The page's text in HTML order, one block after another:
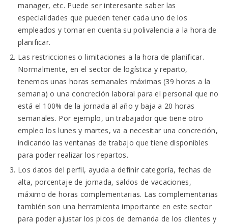
manager, etc. Puede ser interesante saber las
especialidades que pueden tener cada uno de los
empleados y tomar en cuenta su polivalencia a la hora de
planificar.
Las restricciones o limitaciones a la hora de planificar.
Normalmente, en el sector de logística y reparto,
tenemos unas horas semanales máximas (39 horas a la
semana) o una concreción laboral para el personal que no
está el 100% de la jornada al año y baja a 20 horas
semanales. Por ejemplo, un trabajador que tiene otro
empleo los lunes y martes, va a necesitar una concreción,
indicando las ventanas de trabajo que tiene disponibles
para poder realizar los repartos.
Los datos del perfil, ayuda a definir categoría, fechas de
alta, porcentaje de jornada, saldos de vacaciones,
máximo de horas complementarias. Las complementarias
también son una herramienta importante en este sector
para poder ajustar los picos de demanda de los clientes y